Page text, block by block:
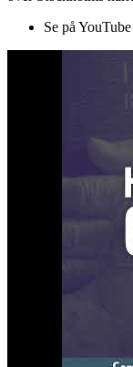
Se på YouTube